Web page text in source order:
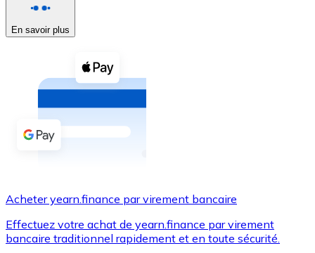
Voir toutes
Coupons crypto
Achetez des cryptomonnaies en espèces et d'autres
Acheter avec espèces
Virement SEPA
Carte de crédit / débit
Utilisez les cartes Visa et Mastercard pour acheter
En savoir plus
Acheter yearn.finance par virement bancaire
Effectuez votre achat de yearn.finance par virement
bancaire traditionnel rapidement et en toute sécurité.